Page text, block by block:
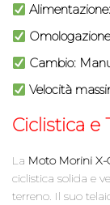
Cambio:
Velocità
Ciclistica e
La Moto Morini X-
ciclistica solida e
terreno. Il suo